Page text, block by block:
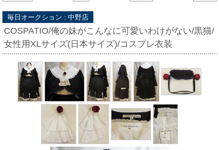
毎日オークション : 中野店
COSPATIO/俺の妹がこんなに可愛いわけがない/黒猫/
女性用XLサイズ(日本サイズ)/コスプレ衣装